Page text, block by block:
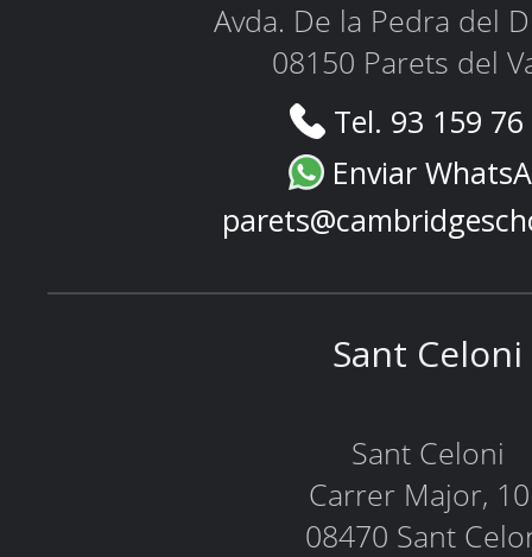
Avda. De la Pedra del
08150 Parets del
Tel. 93 159
Enviar
Sant Celoni
Sant Celoni
Carrer Major,
08470 Sant